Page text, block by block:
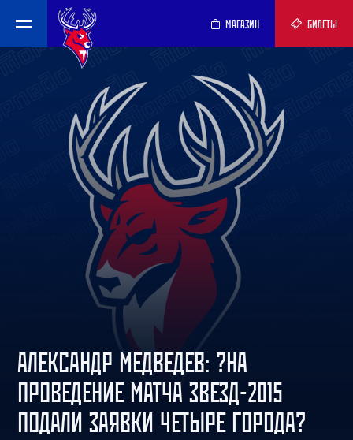
МАГАЗИН БИЛЕТЫ
АЛЕКСАНДР МЕДВЕДЕВ: ?НА
ПРОВЕДЕНИЕ МАТЧА ЗВЕЗД-2015
ПОДАЛИ ЗАЯВКИ ЧЕТЫРЕ ГОРОДА?